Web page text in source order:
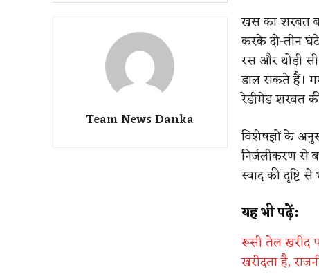
Team News Danka
खस का शरबत
करके दो-तीन
रस और थोड़ी
डाल सकते हैं।
रेडीमेड शरबत
विशेषज्ञों के
निर्जलीकरण से
स्वाद की दृष्टि
यह भी पढ़ें:
रूसी तेल खरीद
खरीदता है,